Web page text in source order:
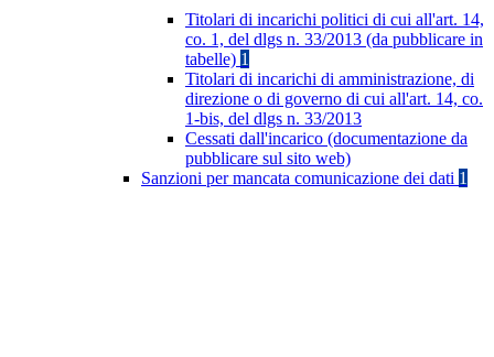
Titolari di incarichi politici di cui all'art. 14,
co. 1, del dlgs n. 33/2013 (da pubblicare in
tabelle) 1
Titolari di incarichi di amministrazione, di
direzione o di governo di cui all'art. 14, co.
1-bis, del dlgs n. 33/2013
Cessati dall'incarico (documentazione da
pubblicare sul sito web)
Sanzioni per mancata comunicazione dei dati 1